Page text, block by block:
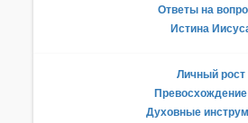
Ответы на
Истина
Личный рост
Превосхождение
Духовные